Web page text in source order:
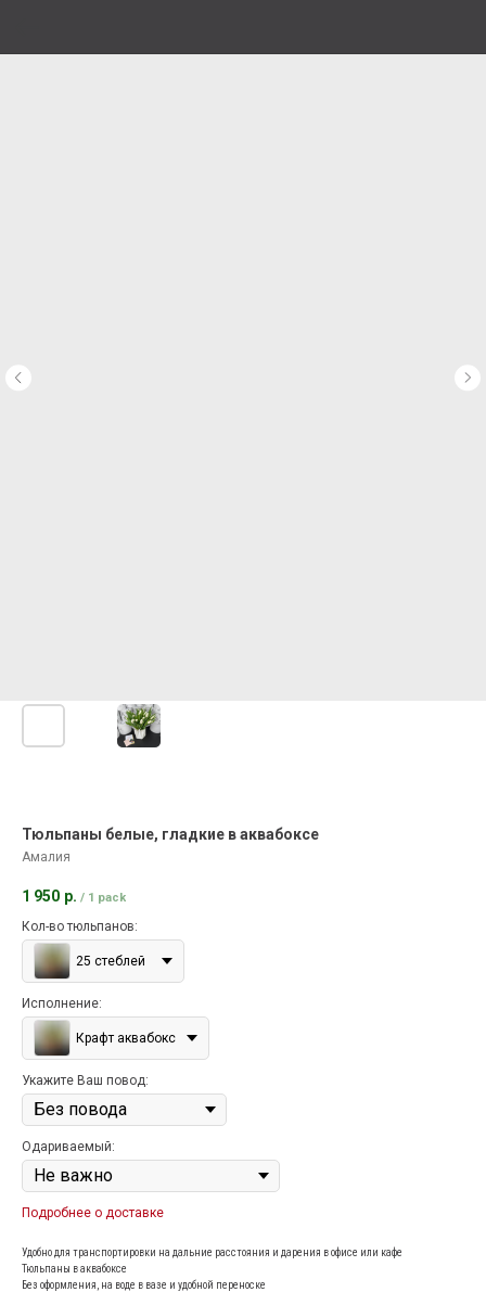
Тюльпаны белые, гладкие в аквабоксе
Амалия
1 950 р. / 1 pack
Кол-во тюльпанов:
25 стеблей
Исполнение:
Крафт аквабокс
Укажите Ваш повод:
Одариваемый:
Подробнее о доставке
Удобно для транспортировки на дальние расстояния и дарения в офисе или кафе
Тюльпаны в аквабоксе
Без оформления, на воде в вазе и удобной переноске